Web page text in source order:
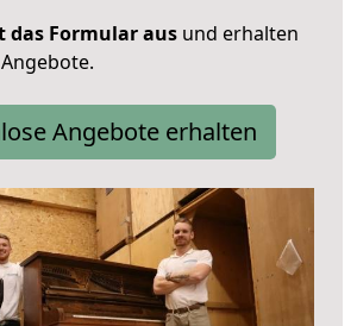
das Formular aus und erhalten
Angebote erhalten